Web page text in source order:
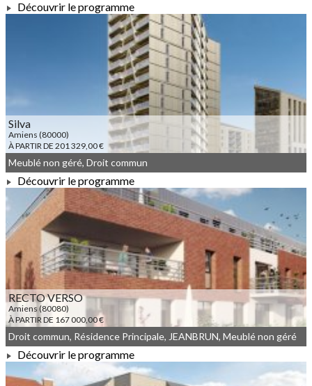
À PARTIR DE 256 400,00 €
Découvrir le programme
Silva
Amiens (80000)
À PARTIR DE 201 329,00 €
À PARTIR DE 201 329,00 €
Meublé non géré, Droit commun
Découvrir le programme
RECTO VERSO
Amiens (80080)
À PARTIR DE 167 000,00 €
Droit commun, Résidence Principale, JEANBRUN, Meublé non géré
Découvrir le programme